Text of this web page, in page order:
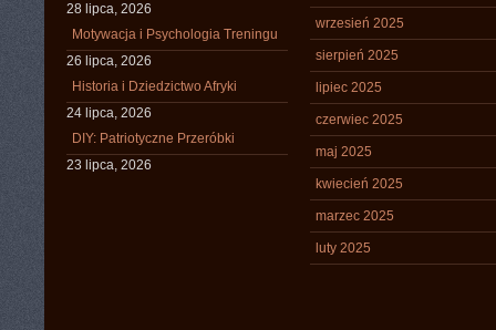
28 lipca, 2026
Motywacja i Psychologia Treningu
26 lipca, 2026
Historia i Dziedzictwo Afryki
24 lipca, 2026
DIY: Patriotyczne Przeróbki
23 lipca, 2026
wrzesień 2025
sierpień 2025
lipiec 2025
czerwiec 2025
maj 2025
kwiecień 2025
marzec 2025
luty 2025